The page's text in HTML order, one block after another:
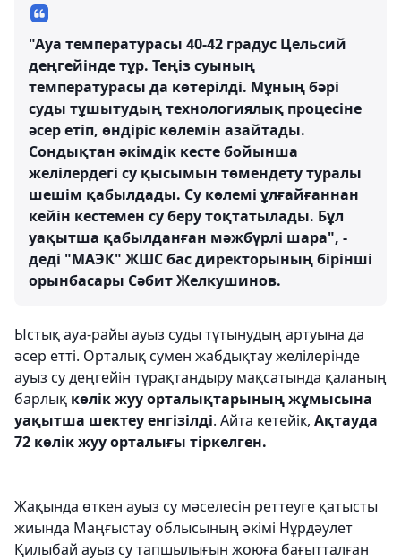
"Ауа температурасы 40-42 градус Цельсий
деңгейінде тұр. Теңіз суының
температурасы да көтерілді. Мұның бәрі
суды тұшытудың технологиялық процесіне
әсер етіп, өндіріс көлемін азайтады.
Сондықтан әкімдік кесте бойынша
желілердегі су қысымын төмендету туралы
шешім қабылдады. Су көлемі ұлғайғаннан
кейін кестемен су беру тоқтатылады. Бұл
уақытша қабылданған мәжбүрлі шара", -
деді "МАЭК" ЖШС бас директорының бірінші
орынбасары Сәбит Желкушинов.
Ыстық ауа-райы ауыз суды тұтынудың артуына да
әсер етті. Орталық сумен жабдықтау желілерінде
ауыз су деңгейін тұрақтандыру мақсатында қаланың
барлық көлік жуу орталықтарының жұмысына
уақытша шектеу енгізілді. Айта кетейік, Ақтауда
72 көлік жуу орталығы тіркелген.
Жақында өткен ауыз су мәселесін реттеуге қатысты
жиында Маңғыстау облысының әкімі Нұрдәулет
Қилыбай ауыз су тапшылығын жоюға бағытталған